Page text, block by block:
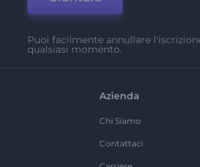
Puoi facilmente annullare
qualsiasi momento.
Azienda
Chi Siamo
Contattaci